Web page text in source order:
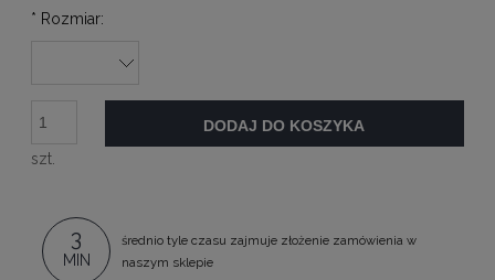
* Rozmiar:
szt.
DODAJ DO KOSZYKA
3
MIN
średnio tyle czasu zajmuje złożenie zamówienia w
naszym sklepie